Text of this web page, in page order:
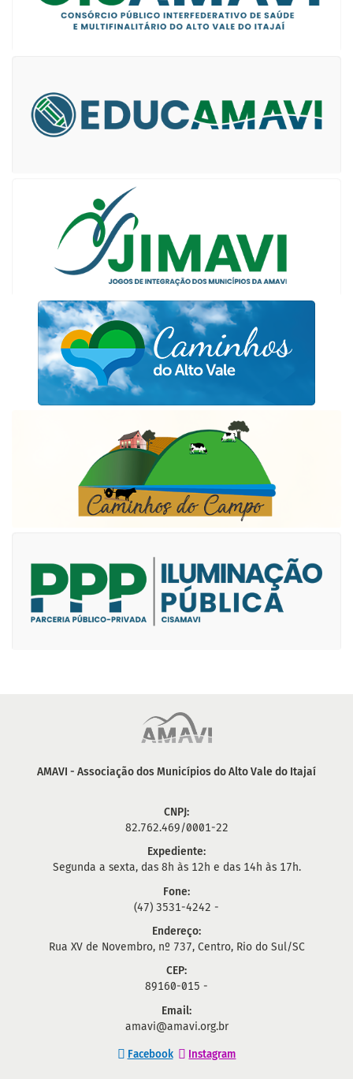
AMAVI - Associação dos Municípios do Alto Vale do Itajaí
CNPJ:
82.762.469/0001-22
Expediente:
Segunda a sexta, das 8h às 12h e das 14h às 17h.
Fone:
(47) 3531-4242 -
Endereço:
Rua XV de Novembro, nº 737, Centro, Rio do Sul/SC
CEP:
89160-015 -
Email:
amavi@amavi.org.br
Facebook Instagram